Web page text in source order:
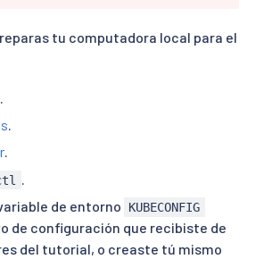
tu computadora local para el
.
.
de entorno
KUBECONFIG
de configuración que recibiste de
del tutorial, o creaste tú mismo